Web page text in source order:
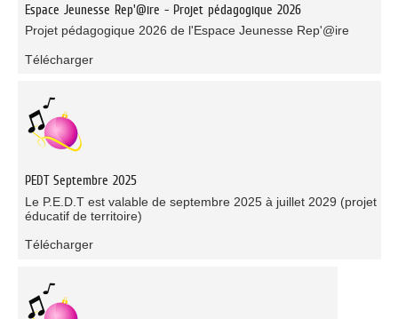
Espace Jeunesse Rep'@ire - Projet pédagogique 2026
Projet pédagogique 2026 de l'Espace Jeunesse Rep'@ire
Télécharger
PEDT Septembre 2025
Le P.E.D.T est valable de septembre 2025 à juillet 2029 (projet
éducatif de territoire)
Télécharger